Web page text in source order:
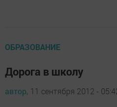
ОБРАЗОВАНИЕ
Дорога в школу
автор, 11 сентября 2012 -